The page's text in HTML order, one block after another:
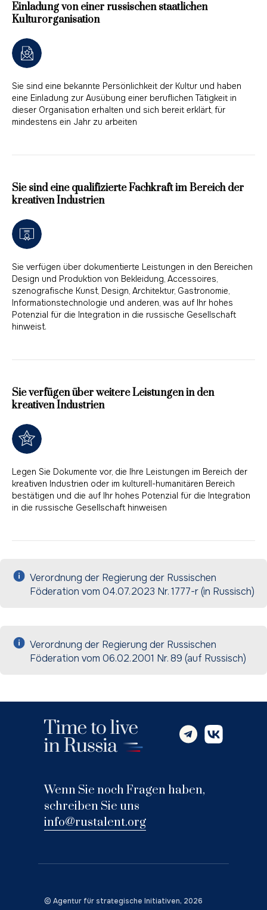
Einladung von einer russischen staatlichen
Kulturorganisation
Sie sind eine bekannte Persönlichkeit der Kultur und haben
eine Einladung zur Ausübung einer beruflichen Tätigkeit in
dieser Organisation erhalten und sich bereit erklärt, für
mindestens ein Jahr zu arbeiten
Sie sind eine qualifizierte Fachkraft im Bereich der
kreativen Industrien
Sie verfügen über dokumentierte Leistungen in den Bereichen
Design und Produktion von Bekleidung, Accessoires,
szenografische Kunst, Design, Architektur, Gastronomie,
Informationstechnologie und anderen, was auf Ihr hohes
Potenzial für die Integration in die russische Gesellschaft
hinweist.
Sie verfügen über weitere Leistungen in den
kreativen Industrien
Legen Sie Dokumente vor, die Ihre Leistungen im Bereich der
kreativen Industrien oder im kulturell-humanitären Bereich
bestätigen und die auf Ihr hohes Potenzial für die Integration
in die russische Gesellschaft hinweisen
Verordnung der Regierung der Russischen
Föderation vom 04.07.2023 Nr. 1777-r (in Russisch)
Verordnung der Regierung der Russischen
Föderation vom 06.02.2001 Nr. 89 (auf Russisch)
© Agentur für strategische Initiativen, 2026
Wenn Sie noch Fragen haben,
schreiben Sie uns
info@rustalent.org